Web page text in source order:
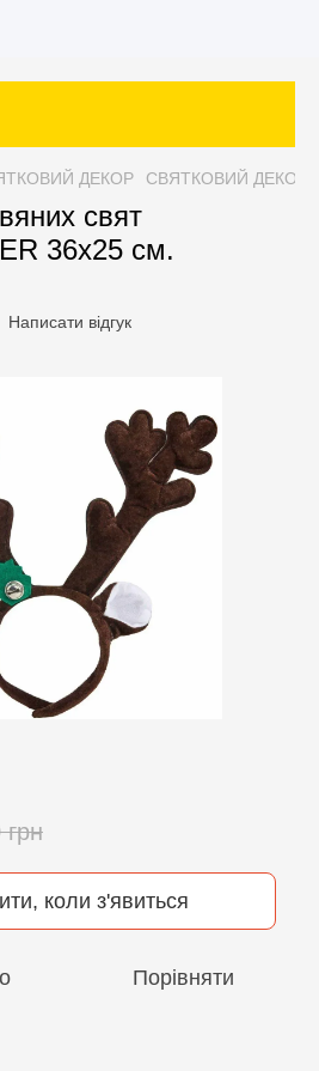
ДЕКОР СВЯТКОВИЙ ДЕКОР
свят
36х25 см.
Написати відгук
грн
коли з'явиться
Порівняти